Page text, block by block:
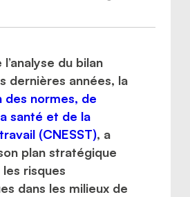
du bilan
dernières années, la
des normes, de
santé et de la
(CNESST), a
plan stratégique
risques
dans les milieux de